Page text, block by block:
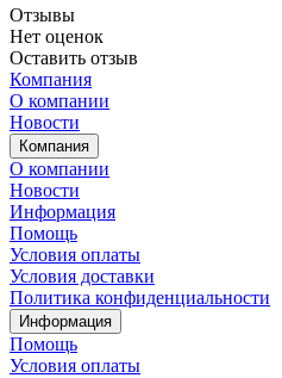
Отзывы
Нет оценок
Оставить отзыв
Компания
О компании
Новости
Компания
О компании
Новости
Информация
Помощь
Условия оплаты
Условия доставки
Политика конфиденциальности
Информация
Помощь
Условия оплаты